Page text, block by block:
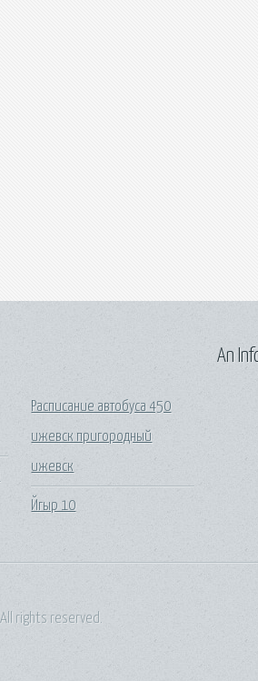
Расписание автобуса 450
ижевск пригородный
ижевск
Йгыр 10
An
rights reserved.